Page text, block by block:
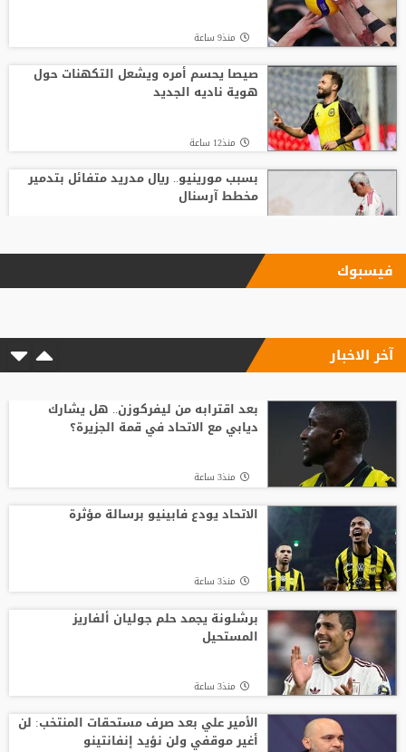
منذ9 ساعة
صيصا يحسم أمره ويشعل التكهنات حول
هوية ناديه الجديد
منذ12 ساعة
بسبب مورينيو.. ريال مدريد متفائل بتدمير
مخطط آرسنال
بعد رفض السعودية.. نادٍ فرنسي يتوصل
رابطة وطنية يعارض ترشيح القطري الخليفي
الفيفا يصرف مكافآت الأردن والأمير علي
يؤكد مجددا عدم دعمه لإنفانتينو
بعمر 16 عاما.. لاعب يدخل تاريخ سبارتاك
موسكو برقم قياسي جديد
فيسبوك
آخر الاخبار
بعد اقترابه من ليفركوزن.. هل يشارك
ديابي مع الاتحاد في قمة الجزيرة؟
منذ3 ساعة
الاتحاد يودع فابينيو برسالة مؤثرة
منذ3 ساعة
برشلونة يجمد حلم جوليان ألفاريز
المستحيل
منذ3 ساعة
الأمير علي بعد صرف مستحقات المنتخب: لن
أغير موقفي ولن نؤيد إنفانتينو